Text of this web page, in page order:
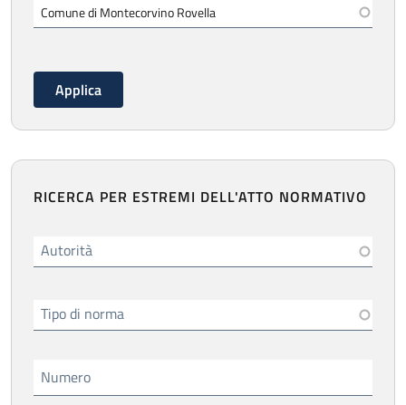
RICERCA PER ESTREMI DELL'ATTO NORMATIVO
Autorità
Tipo di norma
Numero